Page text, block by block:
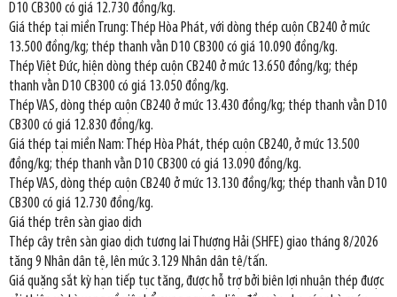
D10 CB300 có giá 12.730 đồng/kg.
Giá thép tại miền Trung: Thép Hòa Phát, với dòng thép cuộn CB240 ở mức
13.500 đồng/kg; thép thanh vằn D10 CB300 có giá 10.090 đồng/kg.
Thép Việt Đức, hiện dòng thép cuộn CB240 ở mức 13.650 đồng/kg; thép
thanh vằn D10 CB300 có giá 13.050 đồng/kg.
Thép VAS, dòng thép cuộn CB240 ở mức 13.430 đồng/kg; thép thanh vằn D10
CB300 có giá 12.830 đồng/kg.
Giá thép tại miền Nam: Thép Hòa Phát, thép cuộn CB240, ở mức 13.500
đồng/kg; thép thanh vằn D10 CB300 có giá 13.090 đồng/kg.
Thép VAS, dòng thép cuộn CB240 ở mức 13.130 đồng/kg; thép thanh vằn D10
CB300 có giá 12.730 đồng/kg.
Giá thép trên sàn giao dịch
Thép cây trên sàn giao dịch tương lai Thượng Hải (SHFE) giao tháng 8/2026
tăng 9 Nhân dân tệ, lên mức 3.129 Nhân dân tệ/tấn.
Giá quặng sắt kỳ hạn tiếp tục tăng, được hỗ trợ bởi biên lợi nhuận thép được